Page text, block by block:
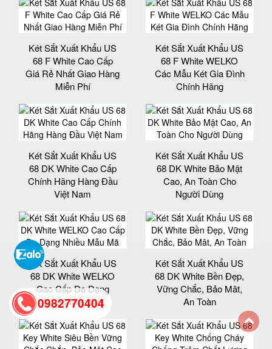
Két Sắt Xuất Khẩu US
68 F White Cao Cấp
Giá Rẻ Nhất Giao Hàng
Miễn Phí
Két Sắt Xuất Khẩu US
68 F White WELKO
Các Mẫu Két Gia Đình
Chính Hãng
Két Sắt Xuất Khẩu US
68 DK White Cao Cấp
Chính Hãng Hàng Đầu
Việt Nam
Két Sắt Xuất Khẩu US
68 DK White Bảo Mật
Cao, An Toàn Cho
Người Dùng
Két Sắt Xuất Khẩu US
68 DK White WELKO
Cao Cấp Đa Dạng
Nhiều Mẫu Mã
Két Sắt Xuất Khẩu US
68 DK White Bền Đẹp,
Vững Chắc, Bảo Mât,
An Toàn
0982770404
back